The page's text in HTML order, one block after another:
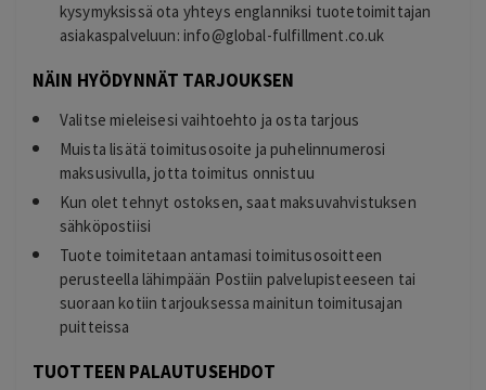
kysymyksissä ota yhteys englanniksi tuotetoimittajan
asiakaspalveluun: info@global-fulfillment.co.uk
NÄIN HYÖDYNNÄT TARJOUKSEN
Valitse mieleisesi vaihtoehto ja osta tarjous
Muista lisätä toimitusosoite ja puhelinnumerosi
maksusivulla, jotta toimitus onnistuu
Kun olet tehnyt ostoksen, saat maksuvahvistuksen
sähköpostiisi
Tuote toimitetaan antamasi toimitusosoitteen
perusteella lähimpään Postiin palvelupisteeseen tai
suoraan kotiin tarjouksessa mainitun toimitusajan
puitteissa
TUOTTEEN PALAUTUSEHDOT